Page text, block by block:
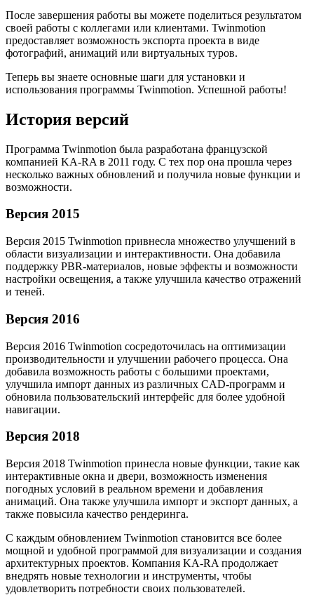
После завершения работы вы можете поделиться результатом
своей работы с коллегами или клиентами. Twinmotion
предоставляет возможность экспорта проекта в виде
фотографий, анимаций или виртуальных туров.
Теперь вы знаете основные шаги для установки и
использования программы Twinmotion. Успешной работы!
История версий
Программа Twinmotion была разработана французской
компанией KA-RA в 2011 году. С тех пор она прошла через
несколько важных обновлений и получила новые функции и
возможности.
Версия 2015
Версия 2015 Twinmotion привнесла множество улучшений в
области визуализации и интерактивности. Она добавила
поддержку PBR-материалов, новые эффекты и возможности
настройки освещения, а также улучшила качество отражений
и теней.
Версия 2016
Версия 2016 Twinmotion сосредоточилась на оптимизации
производительности и улучшении рабочего процесса. Она
добавила возможность работы с большими проектами,
улучшила импорт данных из различных CAD-программ и
обновила пользовательский интерфейс для более удобной
навигации.
Версия 2018
Версия 2018 Twinmotion принесла новые функции, такие как
интерактивные окна и двери, возможность изменения
погодных условий в реальном времени и добавления
анимаций. Она также улучшила импорт и экспорт данных, а
также повысила качество рендеринга.
С каждым обновлением Twinmotion становится все более
мощной и удобной программой для визуализации и создания
архитектурных проектов. Компания KA-RA продолжает
внедрять новые технологии и инструменты, чтобы
удовлетворить потребности своих пользователей.